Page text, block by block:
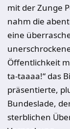
mit derZunge
nahm die
eine
Öffentlichkeit
ta-taaaa!“ das
präsentierte,
Bundeslade,
sterblichen